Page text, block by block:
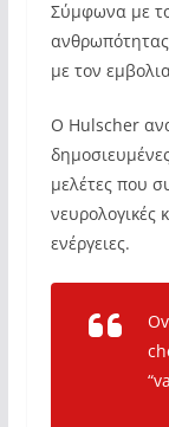
Σύμφωνα με
με τον
Ο Hulscher
μελέτες που
νευρολογικές
ενέργειες.